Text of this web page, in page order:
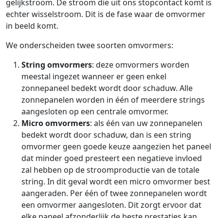
gelijkstroom. De stroom die uit ons stopcontact komt is
echter wisselstroom. Dit is de fase waar de omvormer
in beeld komt.
We onderscheiden twee soorten omvormers:
String omvormers: deze omvormers worden
meestal ingezet wanneer er geen enkel
zonnepaneel bedekt wordt door schaduw. Alle
zonnepanelen worden in één of meerdere strings
aangesloten op een centrale omvormer.
Micro omvormers: als één van uw zonnepanelen
bedekt wordt door schaduw, dan is een string
omvormer geen goede keuze aangezien het paneel
dat minder goed presteert een negatieve invloed
zal hebben op de stroomproductie van de totale
string. In dit geval wordt een micro omvormer best
aangeraden. Per één of twee zonnepanelen wordt
een omvormer aangesloten. Dit zorgt ervoor dat